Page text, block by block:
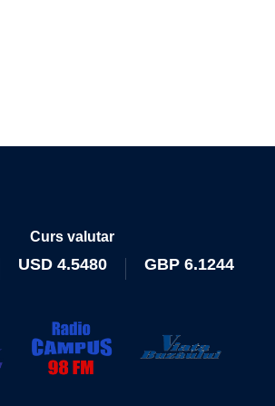
Curs valutar
USD 4.5480 GBP 6.1244